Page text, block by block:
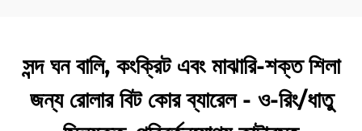
সন্দ ঘন বালি, কংক্রিট এবং মাঝারি-শক্ত শিলা
জন্য রোলার বিট কোর ব্যারেল - ও-রিং/ধাতু